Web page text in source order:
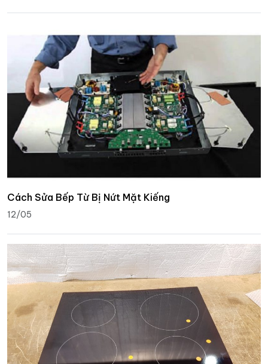
Cách Sửa Bếp Từ Bị Nứt Mặt Kiếng
12/05